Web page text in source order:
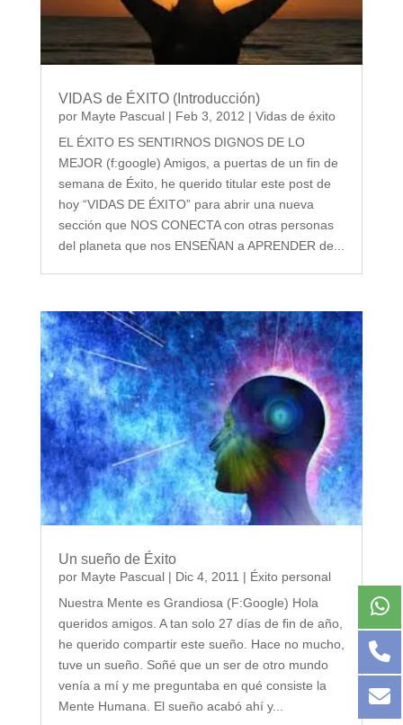
VIDAS de ÉXITO (Introducción)
por Mayte Pascual| Feb 3, 2012 | Vidas de éxito
EL ÉXITO ES SENTIRNOS DIGNOS DE LO
MEJOR (f:google) Amigos, a puertas de un fin de
semana de Éxito, he querido titular este post de
hoy “VIDAS DE ÉXITO” para abrir una nueva
sección que NOS CONECTA con otras personas
del planeta que nos ENSEÑAN a APRENDER de...
Un sueño de Éxito
por Mayte Pascual| Dic 4, 2011 | Éxito personal
Nuestra Mente es Grandiosa (F:Google) Hola
queridos amigos. A tan solo 27 días de fin de año,
he querido compartir este sueño. Hace no mucho,
tuve un sueño. Soñé que un ser de otro mundo
venía a mí y me preguntaba en qué consiste la
Mente Humana. El sueño acabó ahí y...